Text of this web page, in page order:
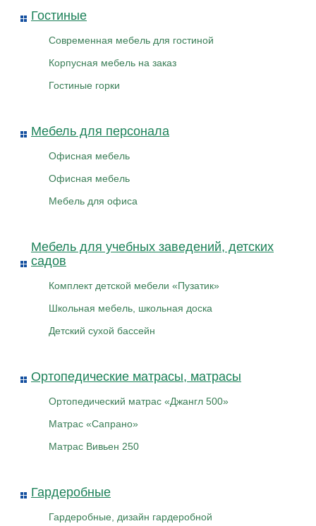
Гостиные
Современная мебель для гостиной
Корпусная мебель на заказ
Гостиные горки
Мебель для персонала
Офисная мебель
Офисная мебель
Мебель для офиса
Мебель для учебных заведений, детских
садов
Комплект детской мебели «Пузатик»
Школьная мебель, школьная доска
Детский сухой бассейн
Ортопедические матрасы, матрасы
Ортопедический матрас «Джангл 500»
Матрас «Сапрано»
Матрас Вивьен 250
Гардеробные
Гардеробные, дизайн гардеробной